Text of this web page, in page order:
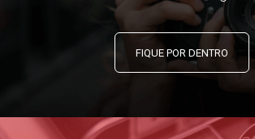
FIQUE POR DENTRO